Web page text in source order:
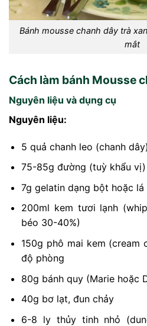
Bánh mousse chanh dây trà
mắt
Cách làm bánh Mousse
Nguyên liệu và dụng cụ
Nguyên liệu:
5 quả chanh leo (chanh dây)
75-85g đường (tuỳ khẩu vị)
7g gelatin dạng bột hoặc lá
200ml kem tươi lạnh
béo 30-40%)
150g phô mai kem (cream
độ phòng
80g bánh quy (Marie hoặc
40g bơ lạt, đun chảy
6-8 ly thủy tinh nhỏ